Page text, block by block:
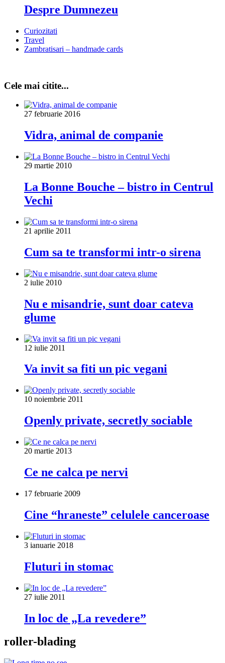
Despre Dumnezeu
Curiozitati
Travel
Zambratisari – handmade cards
Cele mai citite...
27 februarie 2016
Vidra, animal de companie
29 martie 2010
La Bonne Bouche – bistro in Centrul
Vechi
21 aprilie 2011
Cum sa te transformi intr-o sirena
2 iulie 2010
Nu e misandrie, sunt doar cateva
glume
12 iulie 2011
Va invit sa fiti un pic vegani
10 noiembrie 2011
Openly private, secretly sociable
20 martie 2013
Ce ne calca pe nervi
17 februarie 2009
Cine “hraneste” celulele canceroase
3 ianuarie 2018
Fluturi in stomac
27 iulie 2011
In loc de „La revedere”
roller-blading